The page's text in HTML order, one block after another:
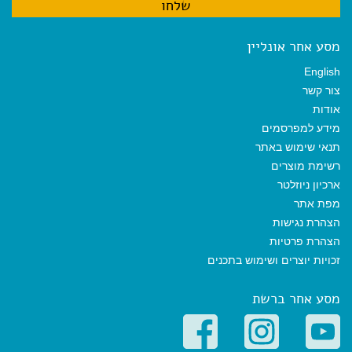
מסע אחר אונליין
English
צור קשר
אודות
מידע למפרסמים
תנאי שימוש באתר
רשימת מוצרים
ארכיון ניוזלטר
מפת אתר
הצהרת נגישות
הצהרת פרטיות
זכויות יוצרים ושימוש בתכנים
מסע אחר ברשת